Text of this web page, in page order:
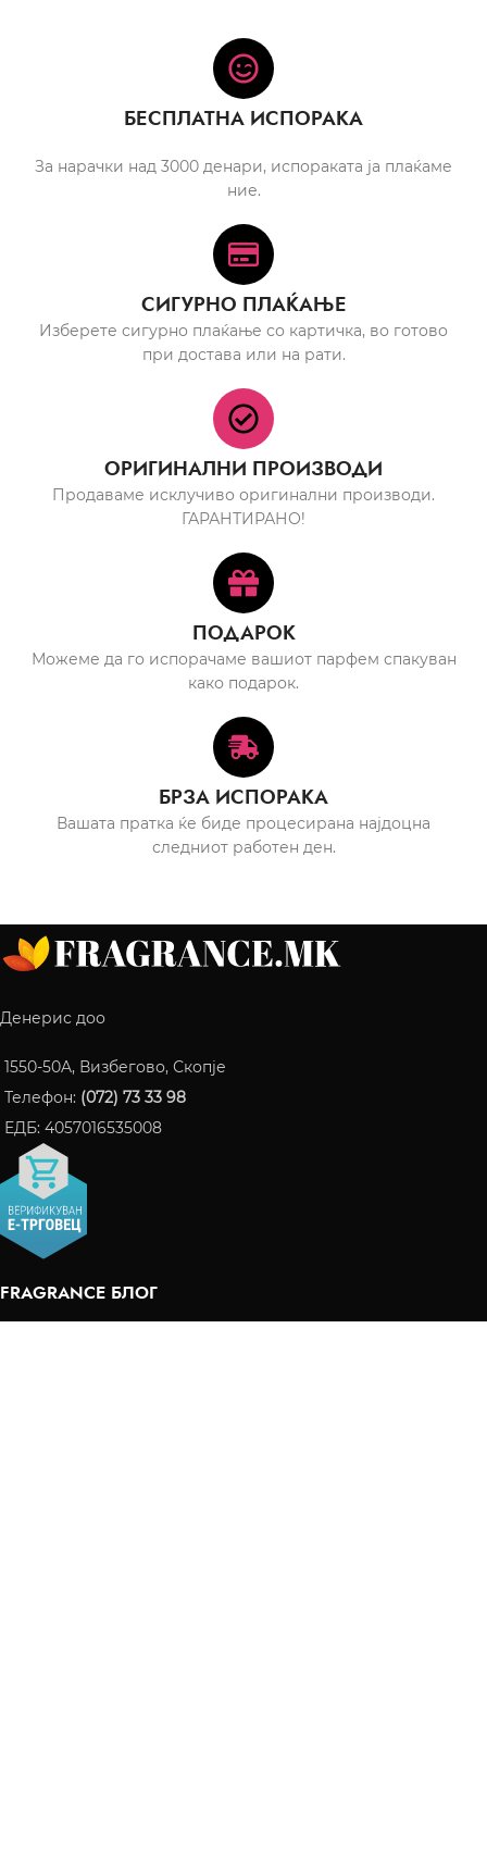
БЕСПЛАТНА ИСПОРАКА
За нарачки над 3000 денари, испораката ја плаќаме
ние.
СИГУРНО ПЛАЌАЊЕ
Изберете сигурно плаќање со картичка, во готово
при достава или на рати.
ОРИГИНАЛНИ ПРОИЗВОДИ
Продаваме исклучиво оригинални производи.
ГАРАНТИРАНО!
ПОДАРОК
Можеме да го испорачаме вашиот парфем спакуван
како подарок.
БРЗА ИСПОРАКА
Вашата пратка ќе биде процесирана најдоцна
следниот работен ден.
Денерис доо
1550-50A, Визбегово, Скопје
Телефон: (072) 73 33 98
ЕДБ: 4057016535008
FRAGRANCE БЛОГ